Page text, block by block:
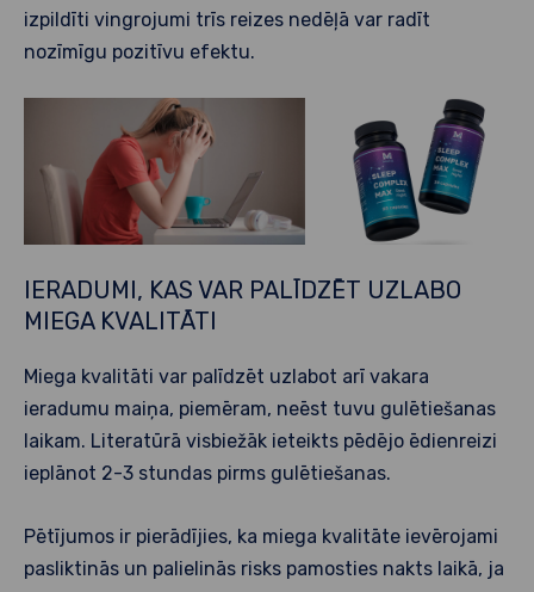
izpildīti vingrojumi trīs reizes nedēļā var radīt
nozīmīgu pozitīvu efektu.
IERADUMI, KAS VAR PALĪDZĒT UZLABO
MIEGA KVALITĀTI
Miega kvalitāti var palīdzēt uzlabot arī vakara
ieradumu maiņa, piemēram, neēst tuvu gulētiešanas
laikam. Literatūrā visbiežāk ieteikts pēdējo ēdienreizi
ieplānot 2-3 stundas pirms gulētiešanas.
Pētījumos ir pierādījies, ka miega kvalitāte ievērojami
pasliktinās un palielinās risks pamosties nakts laikā, ja